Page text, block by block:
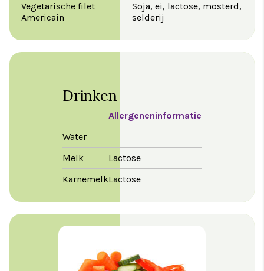
Vegetarische filet
Americain
Soja, ei, lactose, mosterd,
selderij
Drinken
Allergeneninformatie
Water
Melk
Lactose
KarnemelkLactose